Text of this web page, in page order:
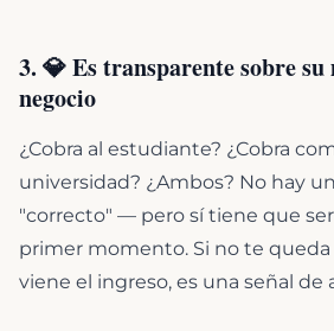
3. 💎 Es transparente sobre su
negocio
¿Cobra al estudiante? ¿Cobra
universidad? ¿Ambos? No hay
"correcto" — pero sí tiene que ser
primer momento. Si no te
viene el ingreso, es una señal de